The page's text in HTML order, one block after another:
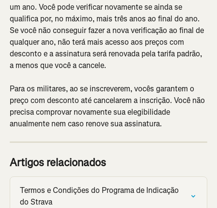
um ano. Você pode verificar novamente se ainda se
qualifica por, no máximo, mais três anos ao final do ano.
Se você não conseguir fazer a nova verificação ao final de
qualquer ano, não terá mais acesso aos preços com
desconto e a assinatura será renovada pela tarifa padrão,
a menos que você a cancele.
Para os militares, ao se inscreverem, vocês garantem o
preço com desconto até cancelarem a inscrição. Você não
precisa comprovar novamente sua elegibilidade
anualmente nem caso renove sua assinatura.
Artigos relacionados
Termos e Condições do Programa de Indicação
do Strava